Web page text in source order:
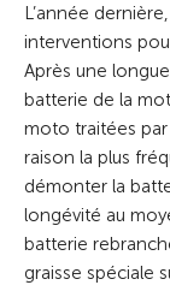
L’année
interventions
Après une
batterie de la
moto traitées par
raison la plus
démonter la
longévité au
batterie
graisse spéciale